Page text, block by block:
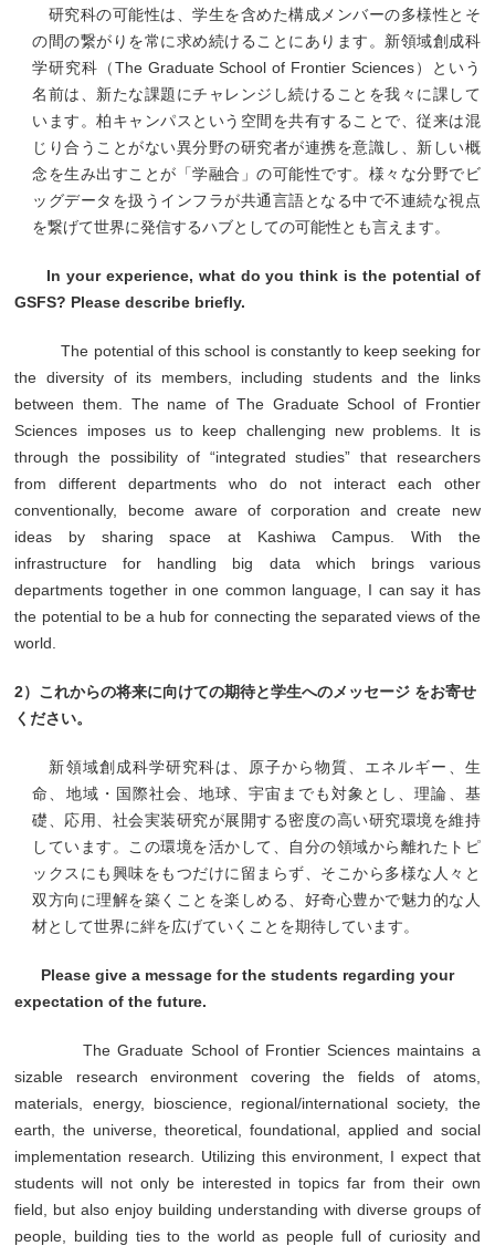
研究科の可能性は、学生を含めた構成メンバーの多様性とそ
の間の繋がりを常に求め続けることにあります。新領域創成科
学研究科（The Graduate School of Frontier Sciences）という
名前は、新たな課題にチャレンジし続けることを我々に課して
います。柏キャンパスという空間を共有することで、従来は混
じり合うことがない異分野の研究者が連携を意識し、新しい概
念を生み出すことが「学融合」の可能性です。様々な分野でビ
ッグデータを扱うインフラが共通言語となる中で不連続な視点
を繋げて世界に発信するハブとしての可能性とも言えます。
In your experience, what do you think is the potential of
GSFS? Please describe briefly.
The potential of this school is constantly to keep seeking for
the diversity of its members, including students and the links
between them. The name of The Graduate School of Frontier
Sciences imposes us to keep challenging new problems. It is
through the possibility of “integrated studies” that researchers
from different departments who do not interact each other
conventionally, become aware of corporation and create new
ideas by sharing space at Kashiwa Campus. With the
infrastructure for handling big data which brings various
departments together in one common language, I can say it has
the potential to be a hub for connecting the separated views of the
world.
2）これからの将来に向けての期待と学生へのメッセージ をお寄せ
ください。
新領域創成科学研究科は、原子から物質、エネルギー、生
命、地域・国際社会、地球、宇宙までも対象とし、理論、基
礎、応用、社会実装研究が展開する密度の高い研究環境を維持
しています。この環境を活かして、自分の領域から離れたトピ
ックスにも興味をもつだけに留まらず、そこから多様な人々と
双方向に理解を築くことを楽しめる、好奇心豊かで魅力的な人
材として世界に絆を広げていくことを期待しています。
Please give a message for the students regarding your
expectation of the future.
The Graduate School of Frontier Sciences maintains a
sizable research environment covering the fields of atoms,
materials, energy, bioscience, regional/international society, the
earth, the universe, theoretical, foundational, applied and social
implementation research. Utilizing this environment, I expect that
students will not only be interested in topics far from their own
field, but also enjoy building understanding with diverse groups of
people, building ties to the world as people full of curiosity and